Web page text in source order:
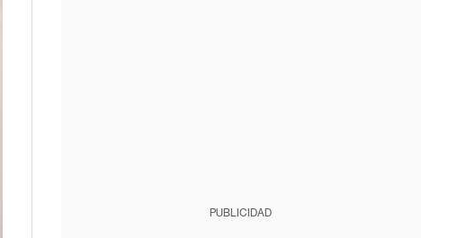
PUBLICIDAD